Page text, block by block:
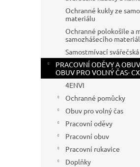
Ochranné kukly ze
materiálu
Ochranné polokošile a
samozhášecího
Samostmívací
PRACOVNÍ ODĚVY A
OBUV PRO VOLNÝ ČAS-
4ENVI
Ochranné pomůcky
Obuv pro volný čas
Pracovní oděvy
Pracovní obuv
Pracovní rukavice
Doplňky